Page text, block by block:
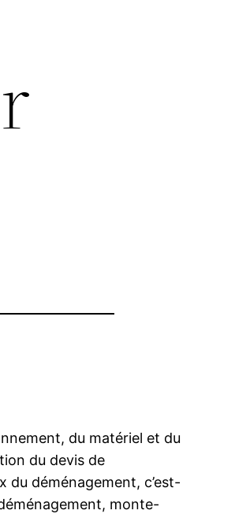
du matériel et du
du devis de
déménagement, c’est-
monte-